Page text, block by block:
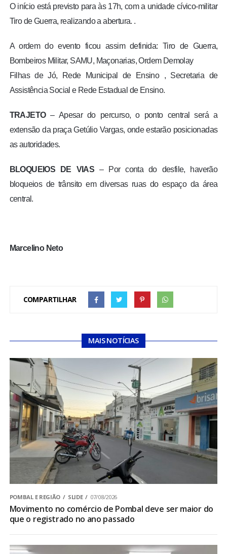
O início está previsto para às 17h, com a unidade cívico-militar
Tiro de Guerra, realizando a abertura. .
A ordem do evento ficou assim definida: Tiro de Guerra,
Bombeiros Militar, SAMU, Maçonarias, Ordem Demolay
Filhas de Jó, Rede Municipal de Ensino , Secretaria de
Assistência Social e Rede Estadual de Ensino.
TRAJETO– Apesar do percurso, o ponto central será a
extensão da praça Getúlio Vargas, onde estarão posicionadas
as autoridades.
BLOQUEIOS DE VIAS – Por conta do desfile, haverão
bloqueios de trânsito em diversas ruas do espaço da área
central.
Marcelino Neto
COMPARTILHAR
MAIS NOTÍCIAS
POMBAL E REGIÃO SLIDE 07/08/2026
Movimento no comércio de Pombal deve ser maior do
que o registrado no ano passado